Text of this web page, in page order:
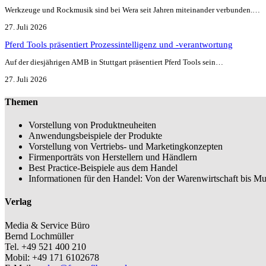
Werkzeuge und Rockmusik sind bei Wera seit Jahren miteinander verbunden.…
27. Juli 2026
Pferd Tools präsentiert Prozessintelligenz und -verantwortung
Auf der diesjährigen AMB in Stuttgart präsentiert Pferd Tools sein…
27. Juli 2026
Themen
Vorstellung von Produktneuheiten
Anwendungsbeispiele der Produkte
Vorstellung von Vertriebs- und Marketingkonzepten
Firmenporträts von Herstellern und Händlern
Best Practice-Beispiele aus dem Handel
Informationen für den Handel: Von der Warenwirtschaft bis
Verlag
Media & Service Büro
Bernd Lochmüller
Tel. +49 521 400 210
Mobil: +49 171 6102678